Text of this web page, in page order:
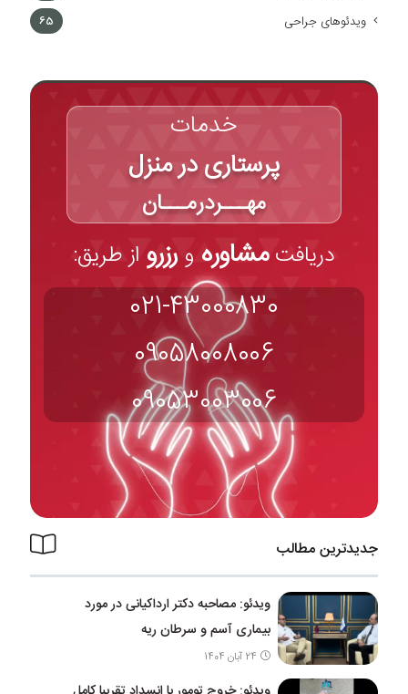
ویدئوهای جراحی 65
خدمات
پرستاری در منزل
مهـــردرمـــان
دریافتمشاوره و رزرو از طریق:
021-43000830
09058008006
09053003006
جدیدترین مطالب
ویدئو: مصاحبه دکتر ارداکیانی در مورد
بیماری آسم و سرطان ریه
24 آبان 1404